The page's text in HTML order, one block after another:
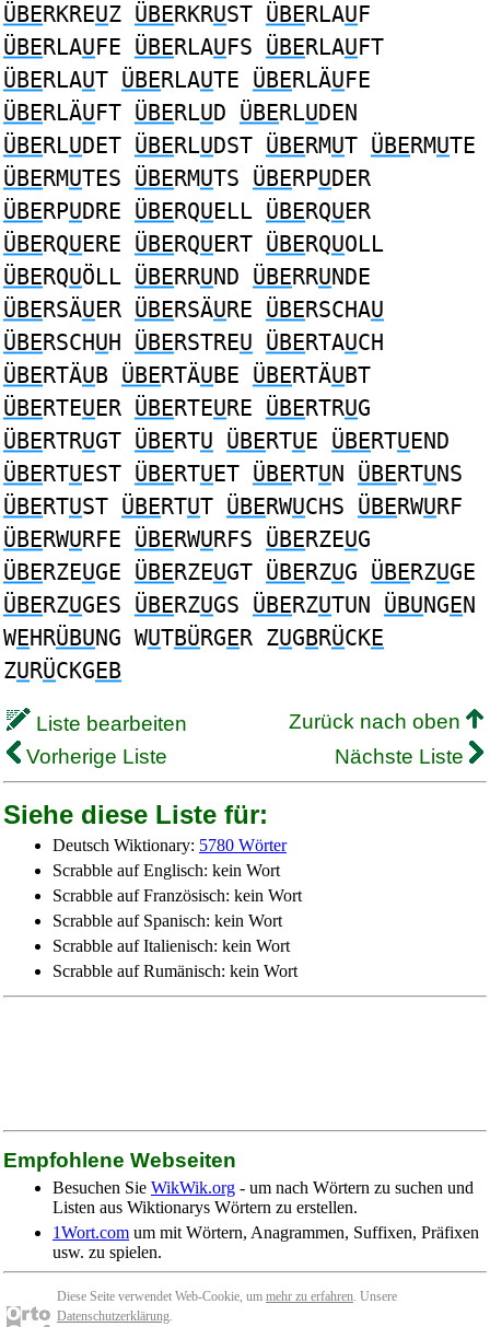
ÜBERKREUZ ÜBERKRUST ÜBERLAUF
ÜBERLAUFE ÜBERLAUFS ÜBERLAUFT
ÜBERLAUT ÜBERLAUTE ÜBERLÄUFE
ÜBERLÄUFT ÜBERLUD ÜBERLUDEN
ÜBERLUDET ÜBERLUDST ÜBERMUT ÜBERMUTE
ÜBERMUTES ÜBERMUTS ÜBERPUDER
ÜBERPUDRE ÜBERQUELL ÜBERQUER
ÜBERQUERE ÜBERQUERT ÜBERQUOLL
ÜBERQUÖLL ÜBERRUND ÜBERRUNDE
ÜBERSÄUER ÜBERSÄURE ÜBERSCHAU
ÜBERSCHUH ÜBERSTREU ÜBERTAUCH
ÜBERTÄUB ÜBERTÄUBE ÜBERTÄUBT
ÜBERTEUER ÜBERTEURE ÜBERTRUG
ÜBERTRUGT ÜBERTU ÜBERTUE ÜBERTUEND
ÜBERTUEST ÜBERTUET ÜBERTUN ÜBERTUNS
ÜBERTUST ÜBERTUT ÜBERWUCHS ÜBERWURF
ÜBERWURFE ÜBERWURFS ÜBERZEUG
ÜBERZEUGE ÜBERZEUGT ÜBERZUG ÜBERZUGE
ÜBERZUGES ÜBERZUGS ÜBERZUTUN ÜBUNGEN
WEHRÜBUNG WUTBÜRGER ZUGBRÜCKE
ZURÜCKGEB
Liste bearbeiten
Zurück nach oben
Vorherige Liste
Nächste Liste
Siehe diese Liste für:
Deutsch Wiktionary: 5780 Wörter
Scrabble auf Englisch: kein Wort
Scrabble auf Französisch: kein Wort
Scrabble auf Spanisch: kein Wort
Scrabble auf Italienisch: kein Wort
Scrabble auf Rumänisch: kein Wort
Empfohlene Webseiten
Besuchen Sie WikWik.org - um nach Wörtern zu suchen und
Listen aus Wiktionarys Wörtern zu erstellen.
1Wort.com um mit Wörtern, Anagrammen, Suffixen, Präfixen
usw. zu spielen.
Diese Seite verwendet Web-Cookie, um mehr zu erfahren. Unsere
Datenschutzerklärung.